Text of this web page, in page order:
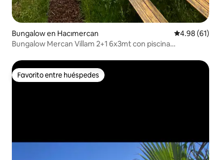
Bungalow en Hacımercan Calificación
4.98 (61)
Bungalow Mercan Villam 2+1 6x3mt con piscina
Favorito entre huéspedes
Favorito entre huéspedes